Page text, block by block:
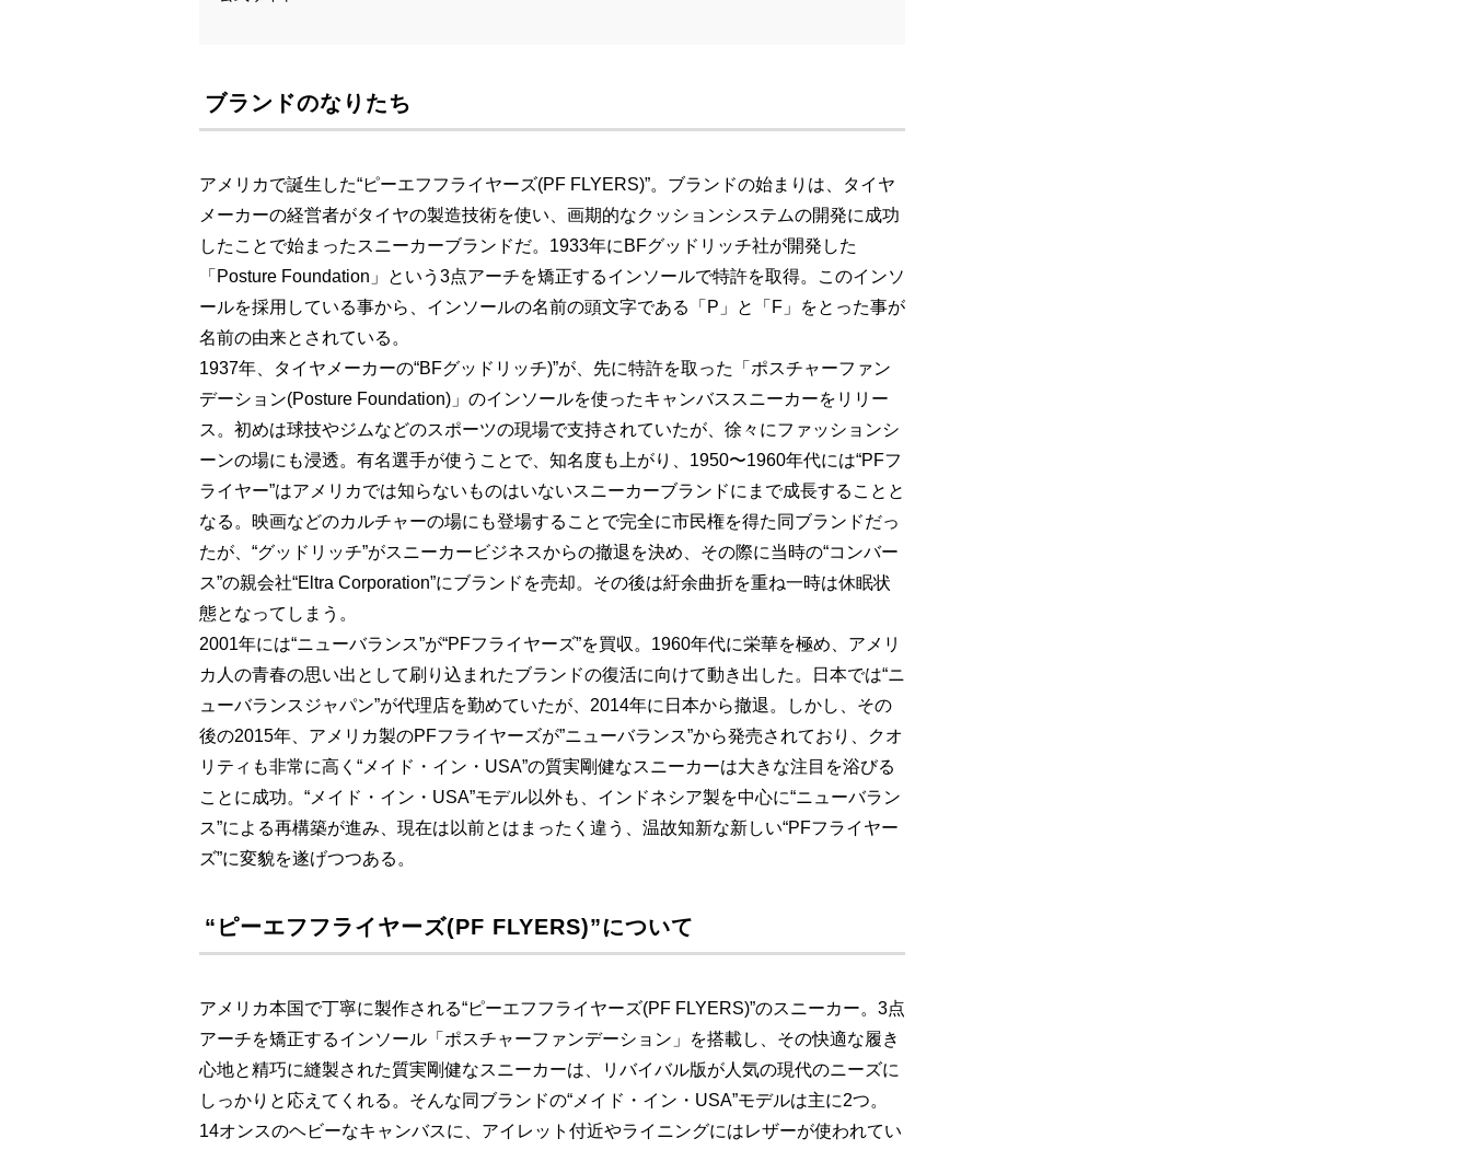
ブランドのなりたち
アメリカで誕生した“ピーエフフライヤーズ(PF FLYERS)”。ブランドの始まりは、タイヤ
メーカーの経営者がタイヤの製造技術を使い、画期的なクッションシステムの開発に成功
したことで始まったスニーカーブランドだ。1933年にBFグッドリッチ社が開発した
「Posture Foundation」という3点アーチを矯正するインソールで特許を取得。このインソ
ールを採用している事から、インソールの名前の頭文字である「P」と「F」をとった事が
名前の由来とされている。
1937年、タイヤメーカーの“BFグッドリッチ)”が、先に特許を取った「ポスチャーファン
デーション(Posture Foundation)」のインソールを使ったキャンバススニーカーをリリー
ス。初めは球技やジムなどのスポーツの現場で支持されていたが、徐々にファッションシ
ーンの場にも浸透。有名選手が使うことで、知名度も上がり、1950〜1960年代には“PFフ
ライヤー”はアメリカでは知らないものはいないスニーカーブランドにまで成長することと
なる。映画などのカルチャーの場にも登場することで完全に市民権を得た同ブランドだっ
たが、“グッドリッチ”がスニーカービジネスからの撤退を決め、その際に当時の“コンバー
ス”の親会社“Eltra Corporation”にブランドを売却。その後は紆余曲折を重ね一時は休眠状
態となってしまう。
2001年には“ニューバランス”が“PFフライヤーズ”を買収。1960年代に栄華を極め、アメリ
カ人の青春の思い出として刷り込まれたブランドの復活に向けて動き出した。日本では“ニ
ューバランスジャパン”が代理店を勤めていたが、2014年に日本から撤退。しかし、その
後の2015年、アメリカ製のPFフライヤーズが”ニューバランス”から発売されており、クオ
リティも非常に高く“メイド・イン・USA”の質実剛健なスニーカーは大きな注目を浴びる
ことに成功。“メイド・イン・USA”モデル以外も、インドネシア製を中心に“ニューバラン
ス”による再構築が進み、現在は以前とはまったく違う、温故知新な新しい“PFフライヤー
ズ”に変貌を遂げつつある。
“ピーエフフライヤーズ(PF FLYERS)”について
アメリカ本国で丁寧に製作される“ピーエフフライヤーズ(PF FLYERS)”のスニーカー。3点
アーチを矯正するインソール「ポスチャーファンデーション」を搭載し、その快適な履き
心地と精巧に縫製された質実剛健なスニーカーは、リバイバル版が人気の現代のニーズに
しっかりと応えてくれる。そんな同ブランドの“メイド・イン・USA”モデルは主に2つ。
14オンスのヘビーなキャンバスに、アイレット付近やライニングにはレザーが使われてい